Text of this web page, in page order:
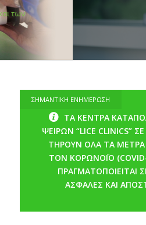
ΣΗΜΑΝΤΙΚΗ ΕΝΗΜΕΡΩΣΗ
ΤΑ ΚΕΝΤΡΑ
ΨΕΙΡΩΝ “LICE CLINICS”
ΤΗΡΟΥΝ ΟΛΑ ΤΑ ΜΕΤΡΑ
ΤΟΝ ΚΟΡΩΝΟΪΟ
ΠΡΑΓΜΑΤΟΠΟΙΕΙΤΑΙ
ΑΣΦΑΛΕΣ ΚΑΙ